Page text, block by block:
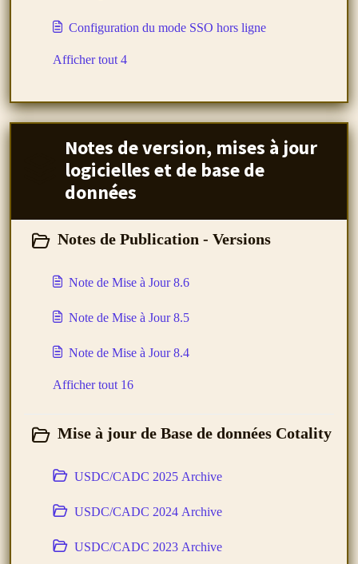
Configuration du mode SSO hors ligne
Afficher tout 4
Notes de version, mises à jour
logicielles et de base de
données
Notes de Publication - Versions
Note de Mise à Jour 8.6
Note de Mise à Jour 8.5
Note de Mise à Jour 8.4
Afficher tout 16
Mise à jour de Base de données Cotality
USDC/CADC 2025 Archive
USDC/CADC 2024 Archive
USDC/CADC 2023 Archive